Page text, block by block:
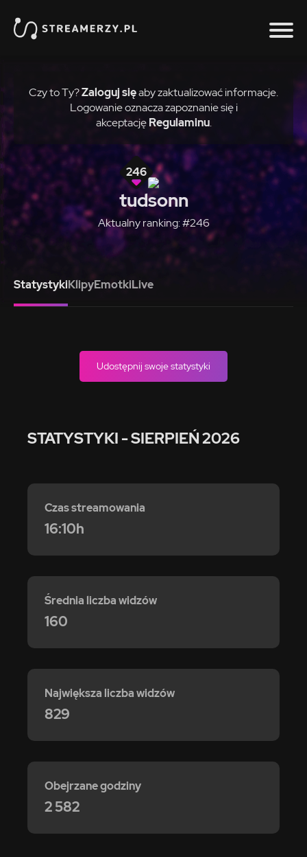
Czy to Ty?Zaloguj sięaby zaktualizować informacje.
Logowanie oznacza zapoznanie się i
akceptację Regulaminu.
246
tudsonn
Aktualny ranking: #246
StatystykiKlipyEmotkiLive
Udostępnij swoje statystyki
STATYSTYKI - SIERPIEŃ 2026
Czas streamowania
16:10h
Średnia liczba widzów
160
Największa liczba widzów
829
Obejrzane godziny
2 582